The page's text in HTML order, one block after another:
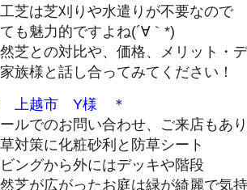
工芝は芝刈りや水遣りが不要なので
も魅力的ですよね(´∀｀*)
芝との対比や、価格、メリット・
族様と話し合ってみてください！
上越市 Y様 ＊
ルでのお問い合わせ、ご来店もあ
対策に化粧砂利と防草シート
ビングから外にはデッキや階段
芝が広がったお庭は緑が綺麗で気